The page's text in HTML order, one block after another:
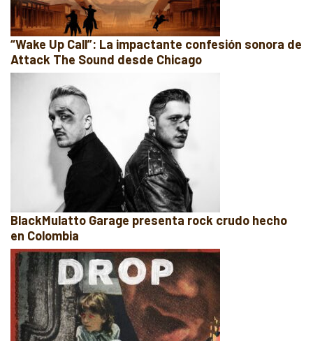
“Wake Up Call”: La impactante confesión sonora de
Attack The Sound desde Chicago
BlackMulatto Garage presenta rock crudo hecho
en Colombia